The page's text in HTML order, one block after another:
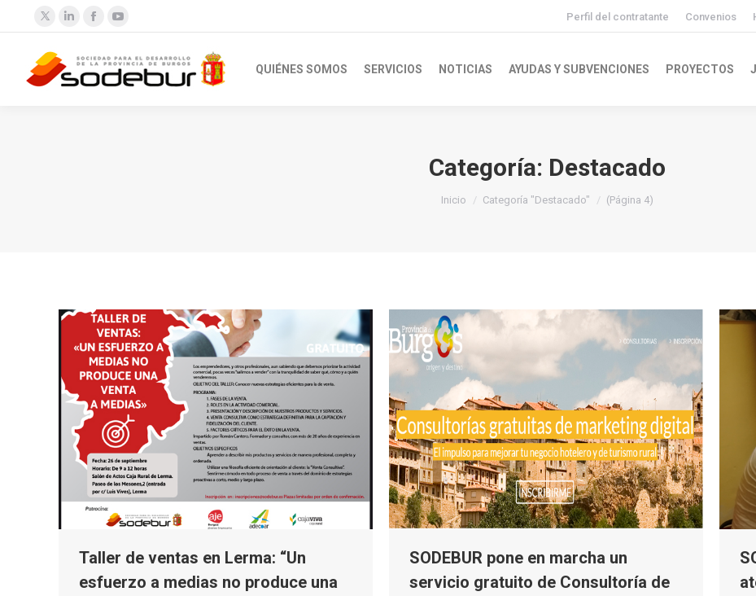
LinkedinFacebook
Perfil del contratante Convenios
QUIÉNES SOMOS SERVICIOS NOTICIAS AYUDAS Y SUBVENCIONES PROYECTOS
Categoría: Destacado
Inicio Categoría "Destacado" (Página 4)
Taller de ventas en Lerma: “Un
esfuerzo a medias no produce una
SODEBUR pone en marcha un
servicio gratuito de Consultoría de